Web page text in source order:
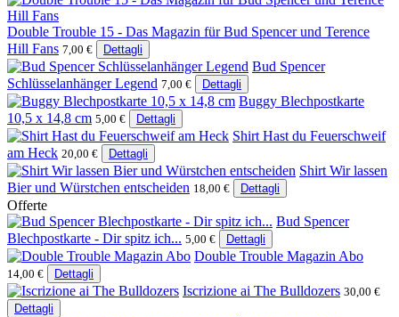
Double Trouble 15 - Das Magazin für Bud Spencer und Terence
Hill Fans 7,00 € Dettagli
Bud Spencer
Schlüsselanhänger Legend 7,00 € Dettagli
Buggy Blechpostkarte
10,5 x 14,8 cm 5,00 € Dettagli
Shirt Hast du Feuerschweif
am Heck 20,00 € Dettagli
Shirt Wir lassen
Bier und Würstchen entscheiden 18,00 € Dettagli
Offerte
Bud Spencer
Blechpostkarte - Dir spitz ich... 5,00 € Dettagli
Double Trouble Magazin Abo
14,00 € Dettagli
Iscrizione ai The Bulldozers 30,00 €
Dettagli